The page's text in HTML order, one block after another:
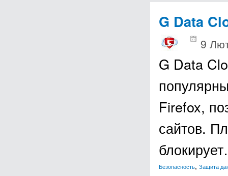
G Data
9
G Data
Firefox,
сайтов.
Безопасность, Защита